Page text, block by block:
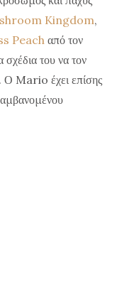
Kingdom,
Peach από τον
του να τον
Ο Mario έχει επίσης